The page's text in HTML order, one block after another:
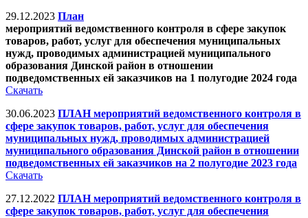
29.12.2023 План
мероприятий ведомственного контроля в сфере закупок
товаров, работ, услуг для обеспечения муниципальных
нужд, проводимых администрацией муниципального
образования Динской район в отношении
подведомственных ей заказчиков на 1 полугодие 2024 года
Скачать
30.06.2023 ПЛАН мероприятий ведомственного контроля в
сфере закупок товаров, работ, услуг для обеспечения
муниципальных нужд, проводимых администрацией
муниципального образования Динской район в отношении
подведомственных ей заказчиков на 2 полугодие 2023 года
Скачать
27.12.2022 ПЛАН мероприятий ведомственного контроля в
сфере закупок товаров, работ, услуг для обеспечения